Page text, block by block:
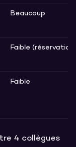
Beaucoup
Faible
Faible
4 collègues